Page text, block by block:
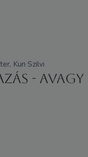
Kun Szilvi
-